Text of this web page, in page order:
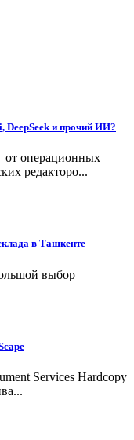
DeepSeek и прочий ИИ?
от операционных
редакторо...
в Ташкенте
выбор
Services Hardcopy